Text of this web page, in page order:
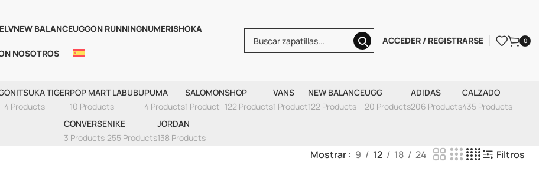
LVNEW BALANCEUGGON RUNNINGNUMERISHOKA
NOSOTROS
ACCEDER / REGISTRARSE 0
Air Force Blancas
ONITSUKA TIGER
4 Products
POP MART LABUBU
10 Products
PUMA
4 Products
SALOMON
1 Product
SHOP
122 Products
VANS
1 Product
NEW BALANCE
122 Products
UGG
20 Products
ADIDAS
206 Products
CALZADO
435 Products
CONVERSE
3 Products
NIKE
255 Products
JORDAN
138 Products
Mostrar 9 12 18 24 Filtros